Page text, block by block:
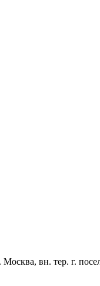
вн. тер. г.